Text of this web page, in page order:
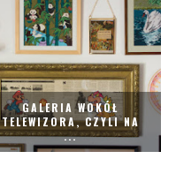
GALERIA WOKÓŁ
TELEWIZORA, CZYLI NA
...